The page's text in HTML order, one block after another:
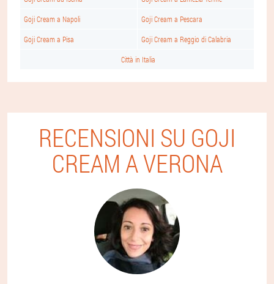
Goji Cream a Napoli Goji Cream a Pescara
Goji Cream a Pisa Goji Cream a Reggio di Calabria
Città in Italia
RECENSIONI SU GOJI
CREAM A VERONA